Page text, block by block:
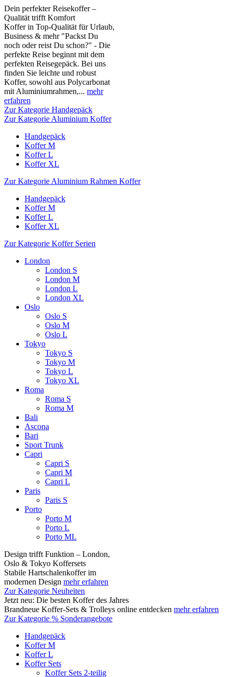
Dein perfekter Reisekoffer –
Qualität trifft Komfort
Koffer in Top-Qualität für Urlaub,
Business & mehr "Packst Du
noch oder reist Du schon?" - Die
perfekte Reise beginnt mit dem
perfekten Reisegepäck. Bei uns
finden Sie leichte und robust
Koffer, sowohl aus Polycarbonat
mit Aluminiumrahmen,... mehr
erfahren
Zur Kategorie Handgepäck
Zur Kategorie Aluminium Koffer
Handgepäck
Koffer M
Koffer L
Koffer XL
Zur Kategorie Aluminium Rahmen Koffer
Handgepäck
Koffer M
Koffer L
Koffer XL
Zur Kategorie Koffer Serien
London
London S
London M
London L
London XL
Oslo
Oslo S
Oslo M
Oslo L
Tokyo
Tokyo S
Tokyo M
Tokyo L
Tokyo XL
Roma
Roma S
Roma M
Bali
Ascona
Bari
Sport Trunk
Capri
Capri S
Capri M
Capri L
Paris
Paris S
Porto
Porto M
Porto L
Porto ML
Design trifft Funktion – London,
Oslo & Tokyo Koffersets
Stabile Hartschalenkoffer im
modernen Design mehr erfahren
Zur Kategorie Neuheiten
Jetzt neu: Die besten Koffer des Jahres
Brandneue Koffer-Sets & Trolleys online entdecken mehr erfahren
Zur Kategorie % Sonderangebote
Handgepäck
Koffer M
Koffer L
Koffer Sets
Koffer Sets 2-teilig